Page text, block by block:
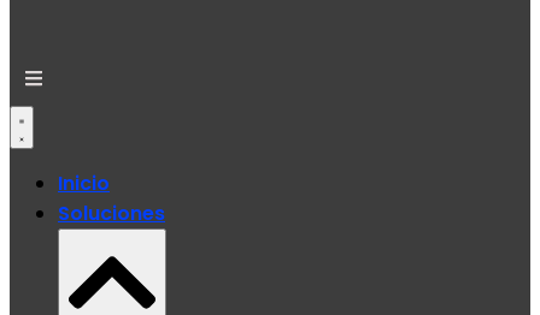
Inicio
Soluciones